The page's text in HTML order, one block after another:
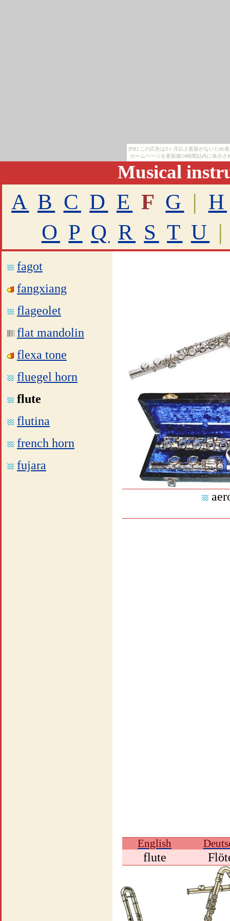
[PR] この広告は3ヶ月以上更新がないため
ホームページを更新後24時間以内に表示さ
Musical
A B C D E F G | H
O P Q R S T U |
fagot
fangxiang
flageolet
flat mandolin
flexa tone
fluegel horn
flute
flutina
french horn
fujara
English
flute